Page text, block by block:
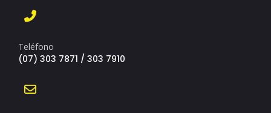
Teléfono
(07) 303 7871 / 303 7910